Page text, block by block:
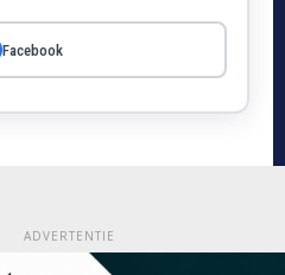
Facebook
ADVERTENTIE